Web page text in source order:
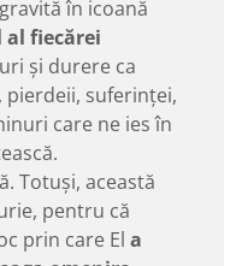
în icoană
al fiecărei
și durere ca
suferinței,
care ne ies în
Totuși, această
pentru că
prin care El a